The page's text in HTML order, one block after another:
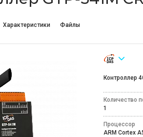
Характеристики Файлы
Контроллер
Количество
1
Процессор
ARM Cortex